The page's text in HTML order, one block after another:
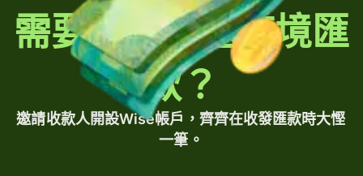
需要定期發送跨境匯
款？
邀請收款人開設Wise帳戶，齊齊在收發匯款時大慳
一筆。